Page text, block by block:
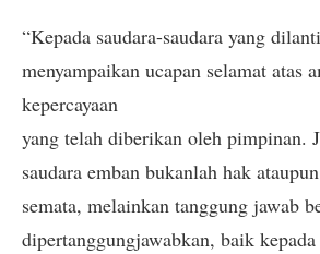
“Kepada saudara-saudara yang
menyampaikan ucapan selamat atas
kepercayaan
yang telah diberikan oleh pimpinan.
saudara emban bukanlah hak
semata, melainkan tanggung jawab
dipertanggungjawabkan, baik